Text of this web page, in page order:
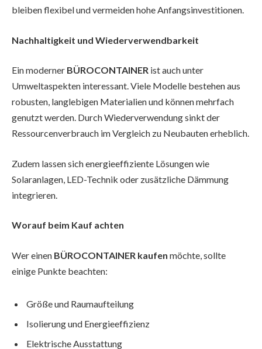
bleiben flexibel und vermeiden hohe Anfangsinvestitionen.
Nachhaltigkeit und Wiederverwendbarkeit
Ein moderner BÜROCONTAINER ist auch unter
Umweltaspekten interessant. Viele Modelle bestehen aus
robusten, langlebigen Materialien und können mehrfach
genutzt werden. Durch Wiederverwendung sinkt der
Ressourcenverbrauch im Vergleich zu Neubauten erheblich.
Zudem lassen sich energieeffiziente Lösungen wie
Solaranlagen, LED-Technik oder zusätzliche Dämmung
integrieren.
Worauf beim Kauf achten
Wer einen BÜROCONTAINER kaufen möchte, sollte
einige Punkte beachten:
Größe und Raumaufteilung
Isolierung und Energieeffizienz
Elektrische Ausstattung